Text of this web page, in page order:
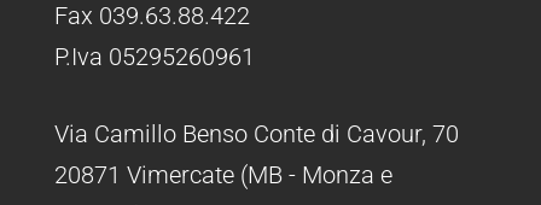
Fax 039.63.88.422
P.Iva 05295260961
Via Camillo Benso Conte di Cavour, 70
20871 Vimercate (MB - Monza e